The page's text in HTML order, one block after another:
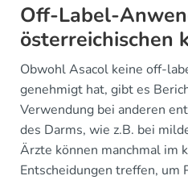
Off-Label-
österreichischen
Obwohl Asacol keine off-
genehmigt hat, gibt es
Verwendung bei anderen
des Darms, wie z.B. bei
Ärzte können manchmal im
Entscheidungen treffen, um